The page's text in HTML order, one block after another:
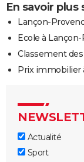
En savoir
Lançon-
Ecole à
Classement
Prix immobilier
Actualité
Sport